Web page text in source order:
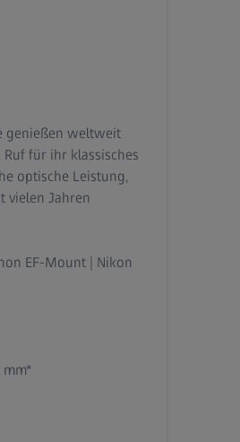
genießen weltweit
für ihr klassisches
optische Leistung,
vielen Jahren
EF-Mount | Nikon
mm*